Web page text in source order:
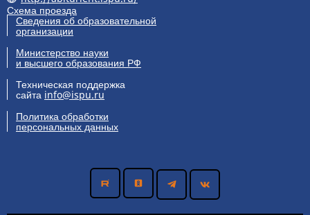
Схема проезда
Сведения об образовательной
организации
Министерство науки
и высшего образования РФ
Техническая поддержка
сайта info@ispu.ru
Политика обработки
персональных данных